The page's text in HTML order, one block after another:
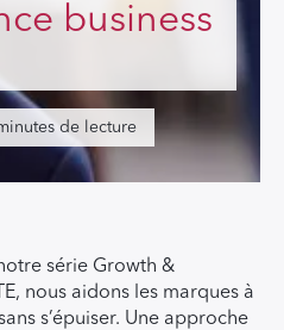
business
de lecture
série Growth &
nous aidons les marques à
s’épuiser. Une approche